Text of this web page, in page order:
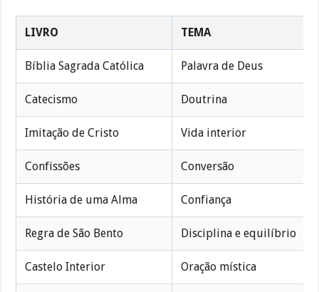
LIVRO TEMA
Bíblia Sagrada Católica Palavra de Deus
Catecismo Doutrina
Imitação de Cristo Vida interior
Confissões Conversão
História de uma Alma Confiança
Regra de São Bento Disciplina e equilíbrio
Castelo Interior Oração mística